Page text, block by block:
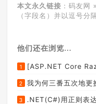
本文永久链接 ： 码友网 »
（字段名）并以逗号分
他们还在浏览...
1 [ASP.NET Core Razor Pages系列
2 我为何三番五次地更
3 .NET(C#)用正则表达式清除